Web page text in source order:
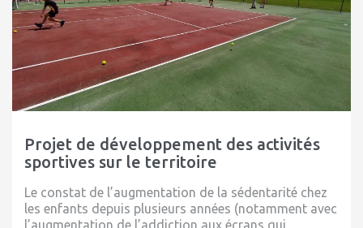
Projet de développement des activités
sportives sur le territoire
Le constat de l’augmentation de la sédentarité chez
les enfants depuis plusieurs années (notamment avec
l’augmentation de l’addiction aux écrans qui